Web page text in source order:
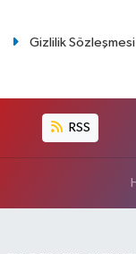
Gizlilik Sözleşmesi
RSS